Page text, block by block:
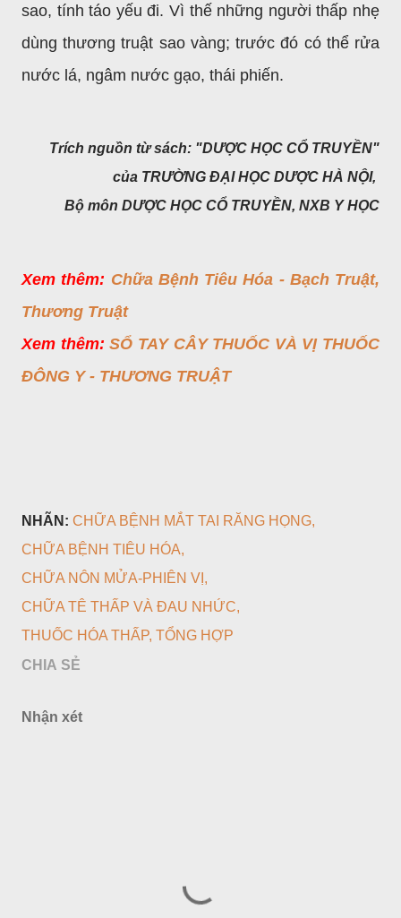
sao, tính táo yếu đi. Vì thế những người thấp nhẹ
dùng thương truật sao vàng; trước đó có thể rửa
nước lá, ngâm nước gạo, thái phiến.
Trích nguồn từ sách: "DƯỢC HỌC CỔ TRUYỀN"
của TRƯỜNG ĐẠI HỌC DƯỢC HÀ NỘI,
Bộ môn DƯỢC HỌC CỔ TRUYỀN, NXB Y HỌC
Xem thêm: Chữa Bệnh Tiêu Hóa - Bạch Truật,
Thương Truật
Xem thêm:SỔ TAY CÂY THUỐC VÀ VỊ THUỐC
ĐÔNG Y - THƯƠNG TRUẬT
NHÃN: CHỮA BỆNH MẮT TAI RĂNG HỌNG
CHỮA BỆNH TIÊU HÓA
CHỮA NÔN MỬA-PHIÊN VỊ
CHỮA TÊ THẤP VÀ ĐAU NHỨC
THUỐC HÓA THẤP TỔNG HỢP
CHIA SẺ
Nhận xét